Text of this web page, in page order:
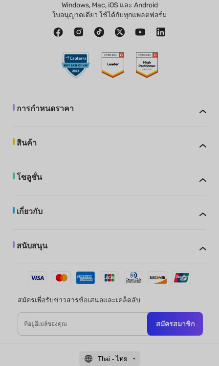
Windows, Mac, iOS และ Android
ใบอนุญาตเดียว ใช้ได้กับทุกแพลตฟอร์ม
การกำหนดราคา
สินค้า
โซลูชั่น
เกี่ยวกับ
สนับสนุน
สมัครเพื่อรับข่าวสารข้อเสนอและเคล็ดลับ
สมัครสมาชิก
Thai - ไทย